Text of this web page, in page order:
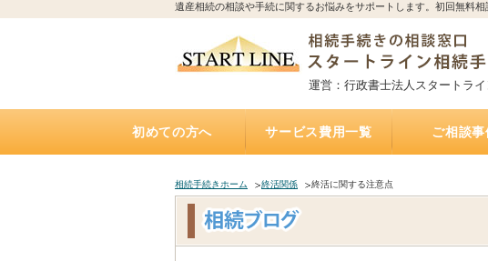
遺産相続の相談や手続に関するお悩みをサポートします。初回無料相
運営：行政書士法人スタートライ
初めての方へ
ば？費用はいくら？（相続不動産・空家売却）
用は？（専門家が解説）
かかるの？（公正証書遺言）
理・売却を依頼すれば？費用は？
依頼すれば？費用は？
（全国対応）
サービス費用一覧 ご相談事
相続手続きホーム 終活関係 終活に関する注意点